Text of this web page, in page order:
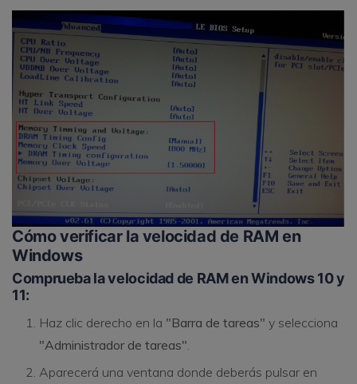
Cómo verificar la velocidad de RAM en
Windows
Comprueba la velocidad de RAM en Windows 10 y
11:
Haz clic derecho en la "Barra de tareas"y selecciona
"Administrador de tareas"
Aparecerá una ventana donde deberás pulsar en